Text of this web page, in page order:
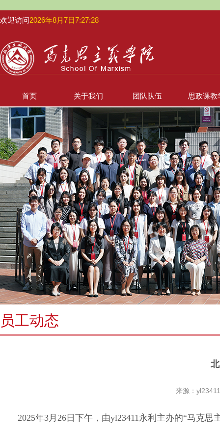
欢迎访问2026年8月7日7:27:28
首页 关于我们 团队队伍 思政课教
员工动态
来源：
2025年3月26日下午，由yl23411永利主办的“马克